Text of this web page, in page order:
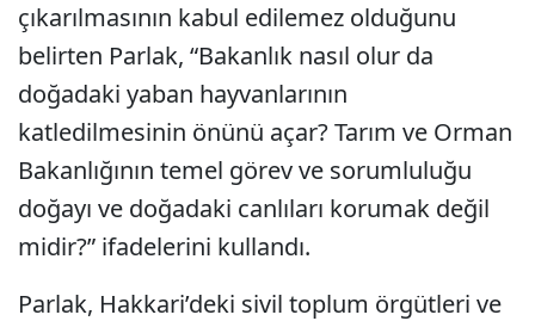
çıkarılmasının kabul edilemez olduğunu
belirten Parlak, “Bakanlık nasıl olur da
doğadaki yaban hayvanlarının
katledilmesinin önünü açar? Tarım ve Orman
Bakanlığının temel görev ve sorumluluğu
doğayı ve doğadaki canlıları korumak değil
midir?” ifadelerini kullandı.
Parlak, Hakkari’deki sivil toplum örgütleri ve